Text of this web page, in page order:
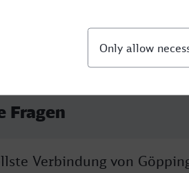
Fragen
Verbindung von